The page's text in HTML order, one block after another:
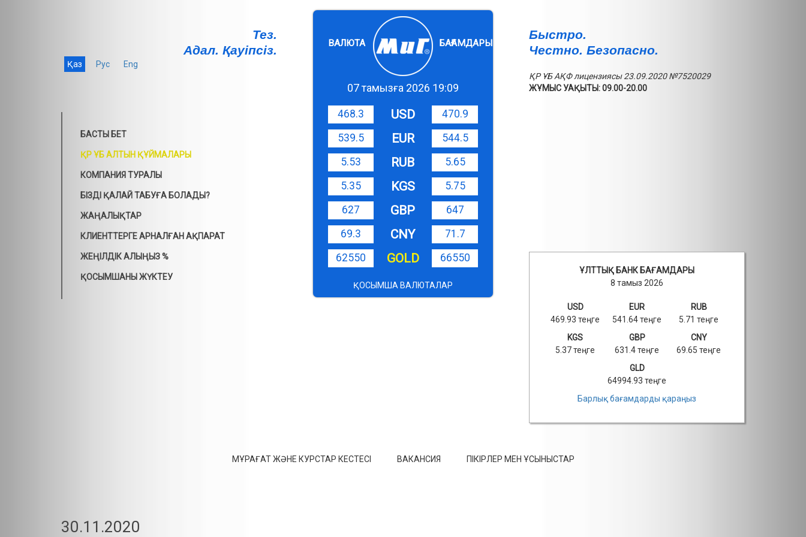
Тез.
Адал. Қауiпсiз.
Быстро.
Честно. Безопасно.
ВАЛЮТА БАҒАМДАРЫ
07 тамызға 2026 19:09
468.3 USD
470.9
539.5
EUR
544.5
5.53
RUB
5.65
5.35
KGS
5.75
627
GBP
647
69.3
CNY
71.7
62550
GOLD 66550
ҚОСЫМША ВАЛЮТАЛАР
ҚР ҰБ АҚФ лицензиясы 23.09.2020 №7520029
ЖҰМЫС УАҚЫТЫ: 09.00-20.00
ҰЛТТЫҚ БАНК БАҒАМДАРЫ
8 тамыз 2026
USD
469.93 теңге
EUR
541.64 теңге
RUB
5.71 теңге
KGS
5.37 теңге
GBP
631.4 теңге
CNY
69.65 теңге
GLD
64994.93 теңге
Барлық бағамдарды қараңыз
Қаз Рус Eng
БАСТЫ БЕТ
ҚР ҰБ АЛТЫН ҚҰЙМАЛАРЫ
КОМПАНИЯ ТУРАЛЫ
БІЗДІ ҚАЛАЙ ТАБУҒА БОЛАДЫ?
ЖАҢАЛЫҚТАР
КЛИЕНТТЕРГЕ АРНАЛҒАН АҚПАРАТ
ЖЕҢІЛДІК АЛЫҢЫЗ %
ҚОСЫМШАНЫ ЖҮКТЕУ
МҰРАҒАТ ЖӘНЕ КУРСТАР КЕСТЕСІ ВАКАНСИЯ ПІКІРЛЕР МЕН ҰСЫНЫСТАР
30.11.2020